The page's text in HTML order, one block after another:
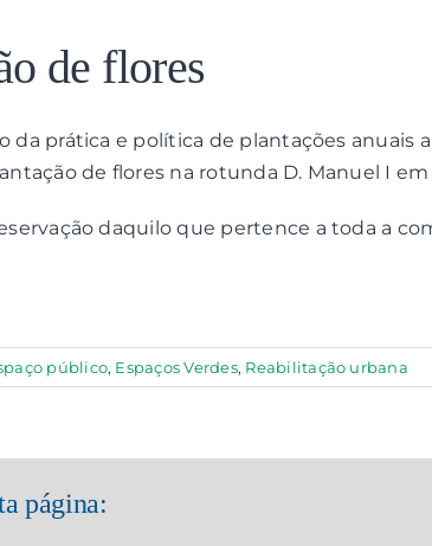
de flores
da prática e política de plantações anuais
de flores na rotunda D. Manuel I
daquilo que pertence a toda a
público, Espaços Verdes, Reabilitação urbana
página: